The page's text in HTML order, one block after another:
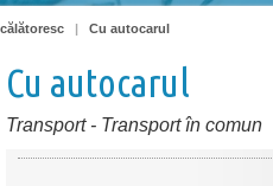
| Cu autocarul
Cu autocarul
Transport - Transport în comun